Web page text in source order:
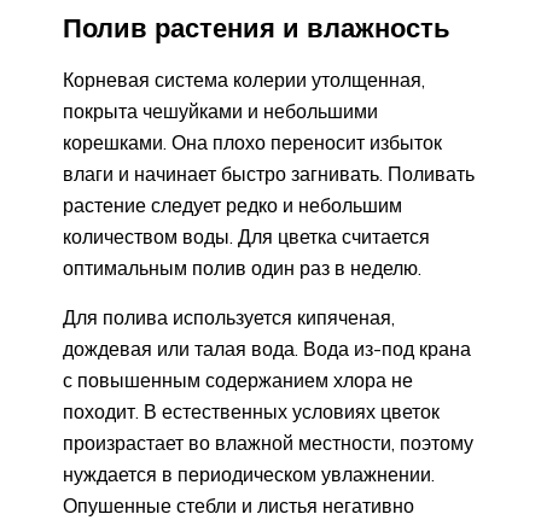
Полив растения и влажность
Корневая система колерии утолщенная,
покрыта чешуйками и небольшими
корешками. Она плохо переносит избыток
влаги и начинает быстро загнивать. Поливать
растение следует редко и небольшим
количеством воды. Для цветка считается
оптимальным полив один раз в неделю.
Для полива используется кипяченая,
дождевая или талая вода. Вода из-под крана
с повышенным содержанием хлора не
походит. В естественных условиях цветок
произрастает во влажной местности, поэтому
нуждается в периодическом увлажнении.
Опушенные стебли и листья негативно